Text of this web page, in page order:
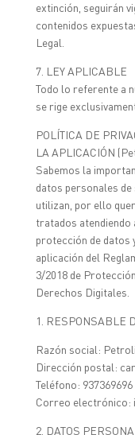
extinción, seguirán
contenidos
Legal.
7. LEY APLICABLE
Todo lo referente a
se rige
POLÍTICA DE
LA APLICACIÓN
Sabemos la
datos personales
utilizan, por ello
tratados atendiendo
protección de datos
aplicación del
3/2018 de
Derechos Digitales.
1. RESPONSABLE
Razón social:
Dirección postal:
Teléfono: 937369696
Correo electrónico:
2. DATOS